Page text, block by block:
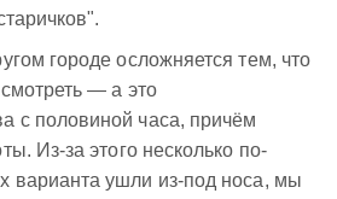
городе осложняется тем, что
— а это
с половиной часа, причём
Из-за этого несколько по-
варианта ушли из-под носа, мы